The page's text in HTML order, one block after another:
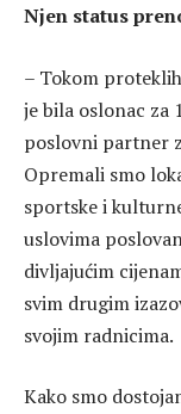
Njen status
– Tokom
je bila oslonac za
poslovni partner
Opremali smo
sportske i
uslovima
divljajućim
svim drugim
svojim radnicima.
Kako smo